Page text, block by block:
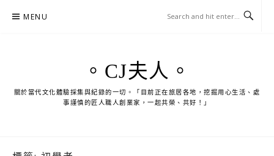
MENU
。CJ夫人。
關於當代文化體驗採集與紀錄的一切。「目前正在旅居各地，挖掘用心生活、處
事謹慎的匠人職人創業家，一起共榮、共好！」